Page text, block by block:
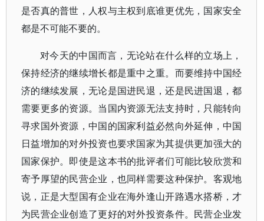
是否真的普世，人权与主权到底谁更优先，国家安全
都是不可能不要的。
对今天的中国而言，无论站在什么样的立场上，
保持经济的继续增长都是重中之重。而要维持中国经
济的继续发展，无论是国进民退，还是民进国退，都
需要更多的资源。当国内资源无法支持时，只能转向
寻求国外资源，中国的国家利益必然向外延伸，中国
日益增加的对外投资也要求国家为其提供更加强大的
国家保护。即使是这本书的批评者们可能比较欣赏和
寄予厚望的民营企业，也同样需要这种保护。客观地
说，正是大型国有企业在海外逢山开路遇水搭桥，才
为民营企业创造了更好的对外投资条件。民营企业发